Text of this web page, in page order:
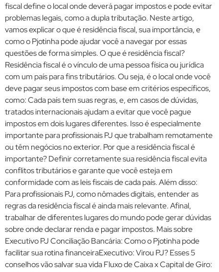
fiscal define o local onde deverá pagar impostos e pode evitar
problemas legais, como a dupla tributação. Neste artigo,
vamos explicar o que é residência fiscal, sua importância, e
como o Pjotinha pode ajudar você a navegar por essas
questões de forma simples. O que é residência fiscal?
Residência fiscal é o vínculo de uma pessoa física ou jurídica
com um país para fins tributários. Ou seja, é o local onde você
deve pagar seus impostos com base em critérios específicos,
como: Cada país tem suas regras, e, em casos de dúvidas,
tratados internacionais ajudam a evitar que você pague
impostos em dois lugares diferentes. Isso é especialmente
importante para profissionais PJ que trabalham remotamente
ou têm negócios no exterior. Por que a residência fiscal é
importante? Definir corretamente sua residência fiscal evita
conflitos tributários e garante que você esteja em
conformidade com as leis fiscais de cada país. Além disso:
Para profissionais PJ, como nômades digitais, entender as
regras da residência fiscal é ainda mais relevante. Afinal,
trabalhar de diferentes lugares do mundo pode gerar dúvidas
sobre onde declarar renda e pagar impostos. Mais sobre
Executivo PJ Conciliação Bancária: Como o Pjotinha pode
facilitar sua rotina financeiraExecutivo: Virou PJ? Esses 5
conselhos vão salvar sua vida Fluxo de Caixa x Capital de Giro: